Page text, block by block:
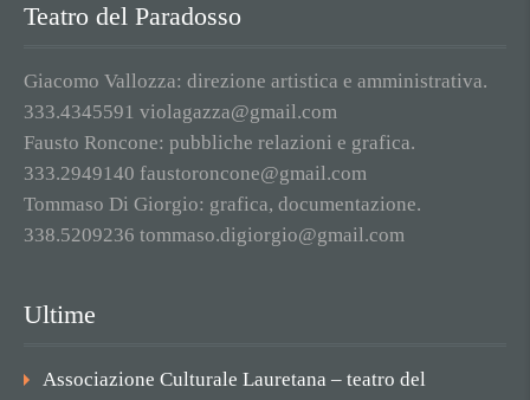
Teatro del Paradosso
Giacomo Vallozza: direzione artistica e amministrativa.
333.4345591 violagazza@gmail.com
Fausto Roncone: pubbliche relazioni e grafica.
333.2949140 faustoroncone@gmail.com
Tommaso Di Giorgio: grafica, documentazione.
338.5209236 tommaso.digiorgio@gmail.com
Ultime
Associazione Culturale Lauretana – teatro del